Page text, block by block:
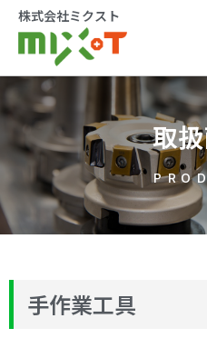
株式会社ミクスト
取
手作業工具